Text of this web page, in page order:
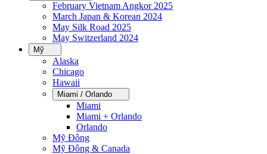
February Vietnam Angkor 2025
March Japan & Korean 2024
May Silk Road 2025
May Switzerland 2024
Mỹ
Alaska
Chicago
Hawaii
Miami / Orlando
Miami
Miami + Orlando
Orlando
Mỹ Đông
Mỹ Đông & Canada